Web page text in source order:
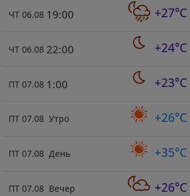
ЧТ 06.08 19:00 +27°C
ЧТ 06.08 22:00 +24°C
ПТ 07.08 1:00 +23°C
ПТ 07.08 Утро +26°C
ПТ 07.08 День +35°C
ПТ 07.08 Вечер +26°C